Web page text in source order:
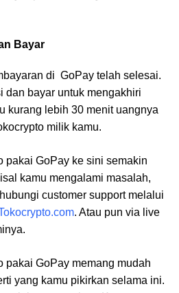
Bayar
di GoPay telah selesai.
dan bayar untuk mengakhiri
kurang lebih 30 menit uangnya
milik kamu.
pakai GoPay ke sini semakin
kamu mengalami masalah,
customer support melalui
. Atau pun via live
pakai GoPay memang mudah
yang kamu pikirkan selama ini.